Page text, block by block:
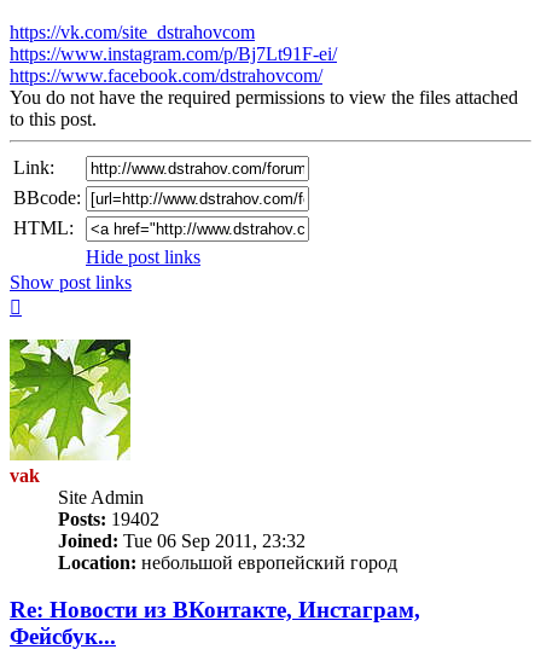
https://vk.com/site_dstrahovcom
https://www.instagram.com/p/Bj7Lt91F-ei/
https://www.facebook.com/dstrahovcom/
You do not have the required permissions to view the files attached
to this post.
Link:
BBcode:
HTML:
Hide post links
Show post links
vak
Site Admin
Posts: 19402
Joined: Tue 06 Sep 2011, 23:32
Location: небольшой европейский город
Re: Новости из ВКонтакте, Инстаграм,
Фейсбук...